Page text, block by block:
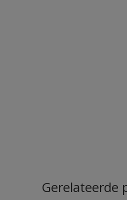
Gerelateerde